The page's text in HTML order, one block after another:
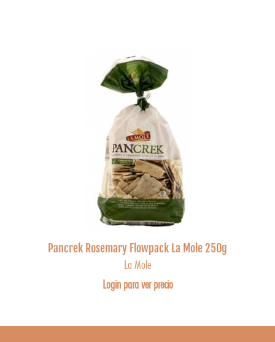
Pancrek Rosemary Flowpack La Mole 250g
La Mole
Login para ver precio